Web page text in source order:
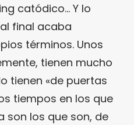
catódico… Y lo
final acaba
términos. Unos
tienen mucho
tienen «de puertas
tiempos en los que
son los que son, de